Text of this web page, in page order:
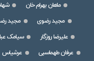
ماهان بهرام خان
مجید رضوی
مجید
علیرضا روزگار
سیامک
عرفان طهماسبی
عرشیاس